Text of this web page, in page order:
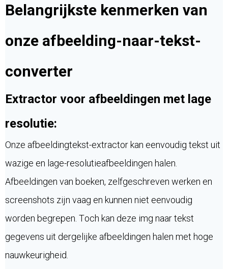
Belangrijkste kenmerken van
onze afbeelding-naar-tekst-
converter
Extractor voor afbeeldingen met lage
resolutie:
Onze afbeeldingtekst-extractor kan eenvoudig tekst uit
wazige en lage-resolutieafbeeldingen halen.
Afbeeldingen van boeken, zelfgeschreven werken en
screenshots zijn vaag en kunnen niet eenvoudig
worden begrepen. Toch kan deze img naar tekst
gegevens uit dergelijke afbeeldingen halen met hoge
nauwkeurigheid.